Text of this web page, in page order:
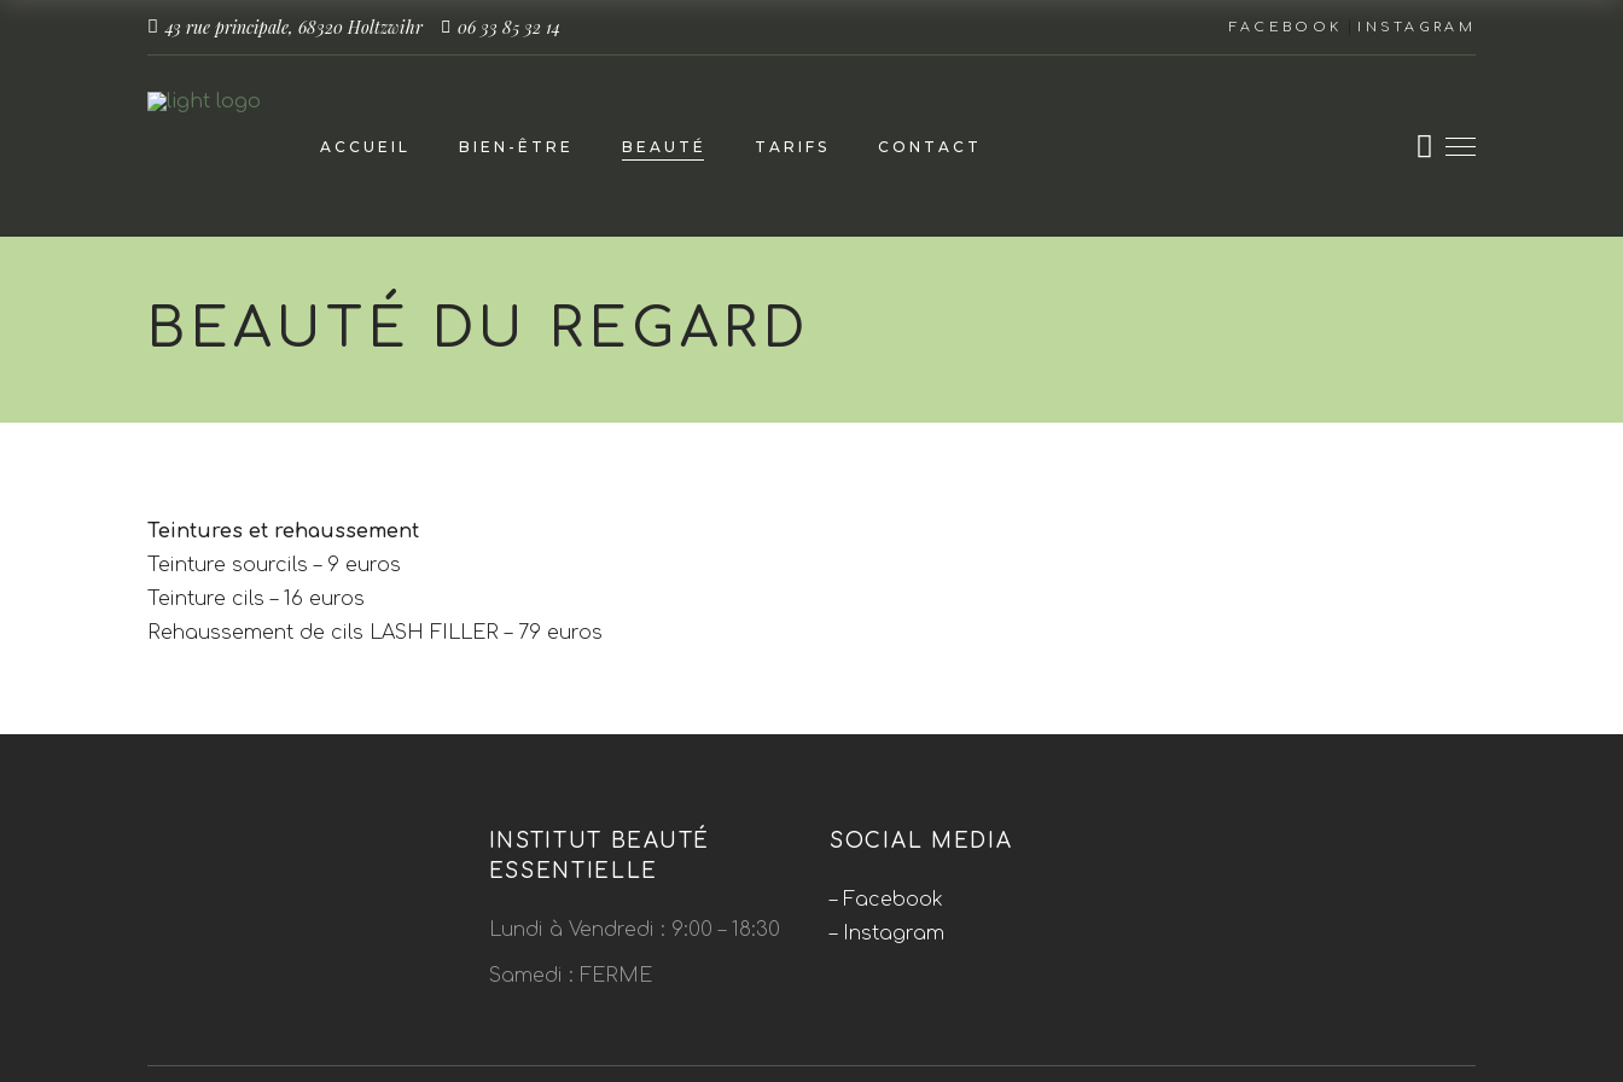
43 rue principale, 68320 Holtzwihr 06 33 85 32 14 FACEBOOK INSTAGRAM
ACCUEIL BIEN-ÊTRE BEAUTÉ TARIFS CONTACT
BEAUTÉ DU REGARD
Teintures et rehaussement
Teinture sourcils – 9 euros
Teinture cils – 16 euros
Rehaussement de cils LASH FILLER – 79 euros
INSTITUT BEAUTÉ
ESSENTIELLE
Lundi à Vendredi : 9:00 – 18:30
Samedi : FERME
SOCIAL MEDIA
– Facebook
– Instagram